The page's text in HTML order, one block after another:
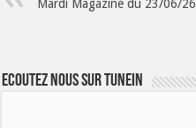
Mardi Magazine du 23/06/26
Ecoutez nous sur TuneIn